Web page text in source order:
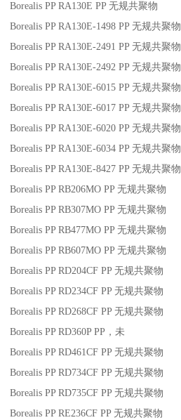
Borealis PP RA130E PP无规共聚物
Borealis PP RA130E-1498 PP无规共聚物
Borealis PP RA130E-2491 PP无规共聚物
Borealis PP RA130E-2492 PP无规共聚物
Borealis PP RA130E-6015 PP无规共聚物
Borealis PP RA130E-6017 PP无规共聚物
Borealis PP RA130E-6020 PP无规共聚物
Borealis PP RA130E-6034 PP无规共聚物
Borealis PP RA130E-8427 PP无规共聚物
Borealis PP RB206MO PP无规共聚物
Borealis PP RB307MO PP无规共聚物
Borealis PP RB477MO PP无规共聚物
Borealis PP RB607MO PP无规共聚物
Borealis PP RD204CF PP无规共聚物
Borealis PP RD234CF PP无规共聚物
Borealis PP RD268CF PP无规共聚物
Borealis PP RD360P PP ，未
Borealis PP RD461CF PP无规共聚物
Borealis PP RD734CF PP无规共聚物
Borealis PP RD735CF PP无规共聚物
Borealis PP RE236CF PP无规共聚物